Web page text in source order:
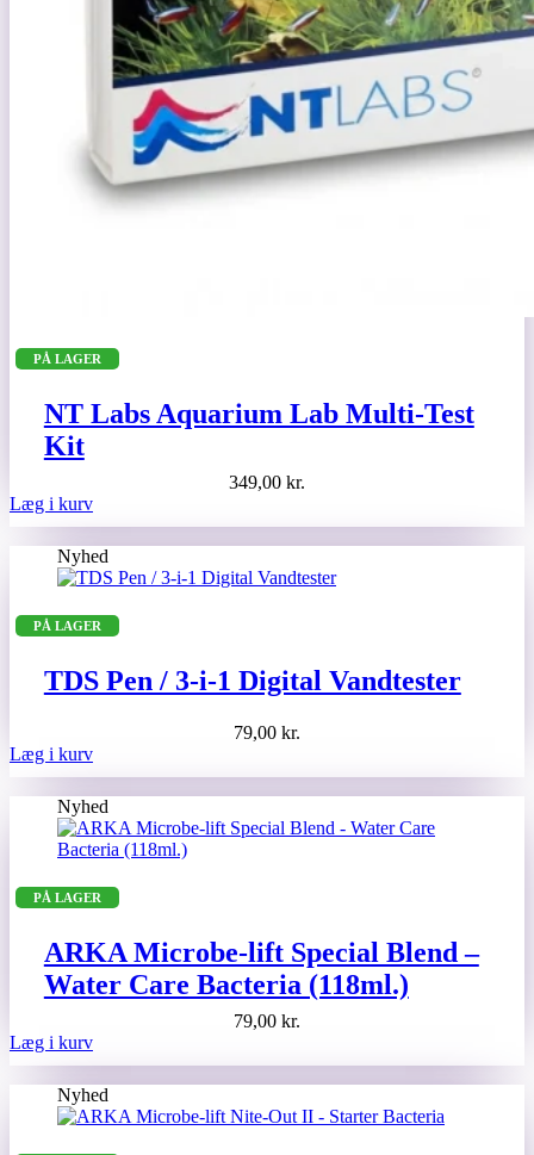
PÅ LAGER
NT Labs Aquarium Lab Multi-Test
Kit
349,00 kr.
Læg i kurv
Nyhed
PÅ LAGER
TDS Pen / 3-i-1 Digital Vandtester
79,00 kr.
Læg i kurv
Nyhed
PÅ LAGER
ARKA Microbe-lift Special Blend –
Water Care Bacteria (118ml.)
79,00 kr.
Læg i kurv
Nyhed